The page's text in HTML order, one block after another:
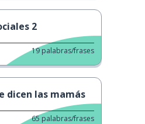
2
19 palabras/frases
dicen las mamás
65 palabras/frases